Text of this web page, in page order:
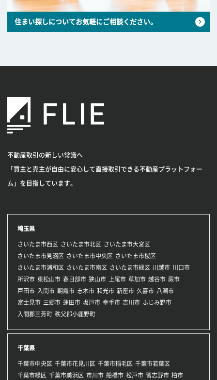
住まい探しについてお気軽にご相談ください。
不動産取引の新しい常識へ
「買主と売主が自由に安心して直接取引できる不動産プラットフォー
ム」を目指しています。
埼玉県
さいたま市西区 さいたま市北区
さいたま市大宮区
さいたま市見沼区
さいたま市中央区
さいたま市桜区
さいたま市浦和区
さいたま市南区 さいたま市緑区 川越市 川口市
所沢市 東松山市 春日部市 狭山市 上尾市 草加市 越谷市 蕨市
戸田市 入間市 朝霞市 志木市 和光市 新座市 久喜市 八潮市
富士見市 三郷市 蓮田市 坂戸市 幸手市 吉川市 ふじみ野市
入間郡三芳町 秩父郡小鹿野町
千葉県
千葉市中央区 千葉市花見川区 千葉市稲毛区 千葉市若葉区
千葉市緑区 千葉市美浜区 市川市 船橋市 松戸市 習志野市 柏市